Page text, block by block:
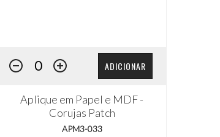
ADICIONAR
Aplique em Papel e MDF -
Corujas Patch
APM3-033